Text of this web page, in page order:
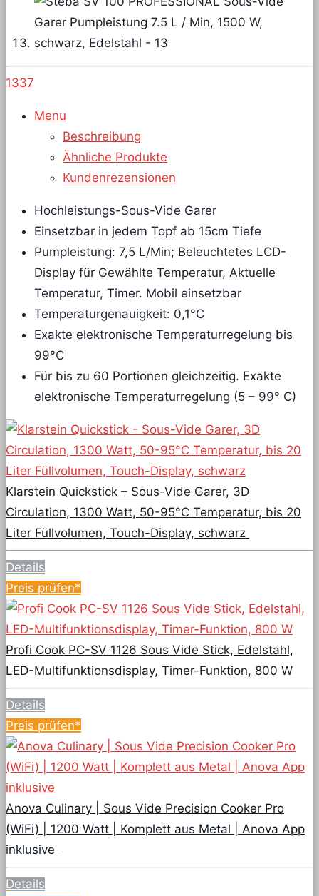
1337
Menu
Beschreibung
Ähnliche Produkte
Kundenrezensionen
Hochleistungs-Sous-Vide Garer
Einsetzbar in jedem Topf ab 15cm Tiefe
Pumpleistung: 7,5 L/Min; Beleuchtetes LCD-
Display für Gewählte Temperatur, Aktuelle
Temperatur, Timer. Mobil einsetzbar
Temperaturgenauigkeit: 0,1°C
Exakte elektronische Temperaturregelung bis
99°C
Für bis zu 60 Portionen gleichzeitig. Exakte
elektronische Temperaturregelung (5 – 99° C)
Klarstein Quickstick – Sous-Vide Garer, 3D
Circulation, 1300 Watt, 50-95°C Temperatur, bis 20
Liter Füllvolumen, Touch-Display, schwarz
Details
Preis prüfen*
Profi Cook PC-SV 1126 Sous Vide Stick, Edelstahl,
LED-Multifunktionsdisplay, Timer-Funktion, 800 W
Details
Preis prüfen*
Anova Culinary | Sous Vide Precision Cooker Pro
(WiFi) | 1200 Watt | Komplett aus Metal | Anova App
inklusive
Details